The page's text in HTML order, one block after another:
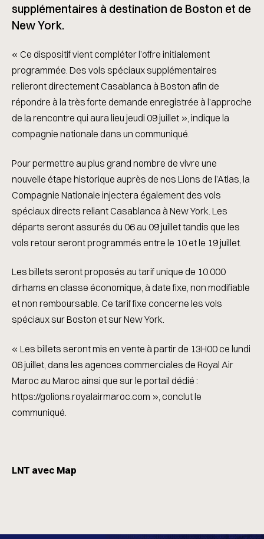
supplémentaires à destination de Boston et de
New York.
« Ce dispositif vient compléter l’offre initialement
programmée. Des vols spéciaux supplémentaires
relieront directement Casablanca à Boston afin de
répondre à la très forte demande enregistrée à l’approche
de la rencontre qui aura lieu jeudi 09 juillet », indique la
compagnie nationale dans un communiqué.
Pour permettre au plus grand nombre de vivre une
nouvelle étape historique auprès de nos Lions de l’Atlas, la
Compagnie Nationale injectera également des vols
spéciaux directs reliant Casablanca à New York. Les
départs seront assurés du 06 au 09 juillet tandis que les
vols retour seront programmés entre le 10 et le 19 juillet.
Les billets seront proposés au tarif unique de 10.000
dirhams en classe économique, à date fixe, non modifiable
et non remboursable. Ce tarif fixe concerne les vols
spéciaux sur Boston et sur New York.
« Les billets seront mis en vente à partir de 13H00 ce lundi
06 juillet, dans les agences commerciales de Royal Air
Maroc au Maroc ainsi que sur le portail dédié :
https://golions.royalairmaroc.com », conclut le
communiqué.
LNT avec Map